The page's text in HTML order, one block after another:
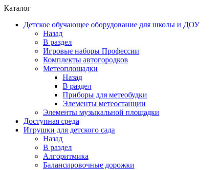
Каталог
Детское обучающее оборудование для школы и ДОУ
Назад
В раздел
Игровые наборы Профессии
Комплекты автогородков
Метеоплощадки
Назад
В раздел
Приборы для метеобудки
Элементы метеостанции
Элементы музыкальной площадки
Доступная среда
Игрушки для детского сада
Назад
В раздел
Алгоритмика
Балансировочные дорожки